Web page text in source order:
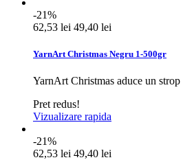
-21%
62,53 lei 49,40 lei
YarnArt Christmas Negru 1-500gr
YarnArt Christmas aduce un
Pret redus!
Vizualizare rapida
-21%
62,53 lei 49,40 lei